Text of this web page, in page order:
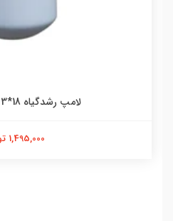
لامپ رشدگیاه 18*3 وات پایه E27
1,495,000 تومان